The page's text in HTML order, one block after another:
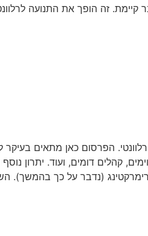
זה הופך את התנועה
הפרסום כאן מתאים
קהלים דומים, ועוד. יתרון
(נדבר על כך בהמשך).